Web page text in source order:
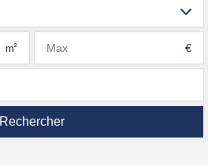
m² €
Rechercher